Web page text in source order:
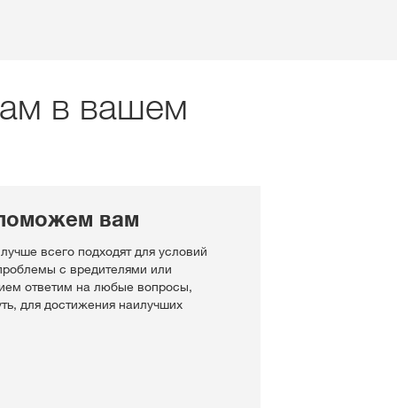
в вашем
вам
всего подходят для условий
с вредителями или
ответим на любые вопросы,
для достижения наилучших